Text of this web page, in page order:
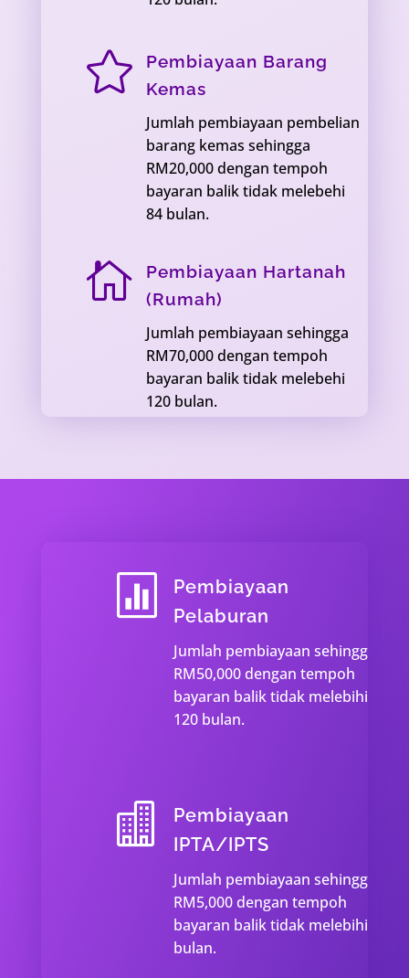

Pembiayaan Barang
Kemas
Jumlah pembiayaan pembelian
barang kemas sehingga
RM20,000 dengan tempoh
bayaran balik tidak melebehi
84 bulan.

Pembiayaan Hartanah
(Rumah)
Jumlah pembiayaan sehingga
RM70,000 dengan tempoh
bayaran balik tidak melebehi
120 bulan.

Pembiayaan
Pelaburan
Jumlah pembiayaan sehingga
RM50,000 dengan tempoh
bayaran balik tidak melebihi
120 bulan.

Pembiayaan
IPTA/IPTS
Jumlah pembiayaan sehingga
RM5,000 dengan tempoh
bayaran balik tidak melebihi 24
bulan.